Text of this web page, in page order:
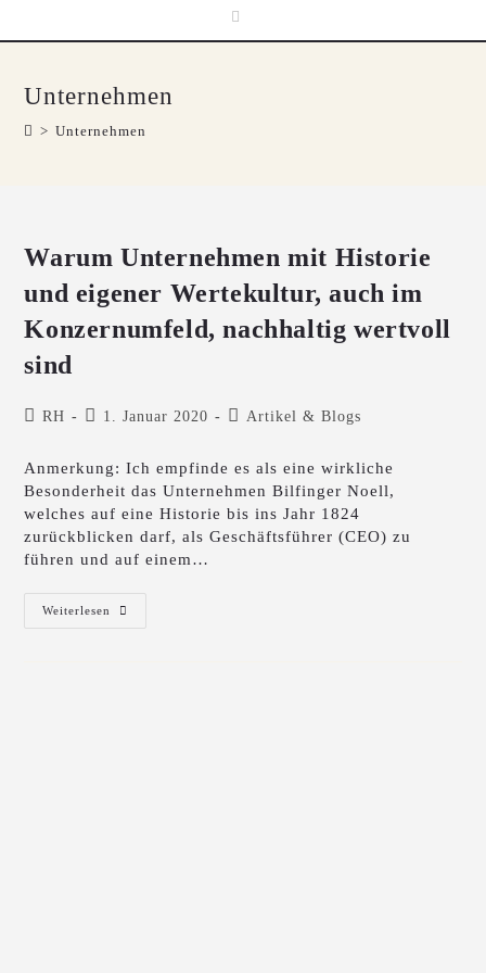
Unternehmen
> Unternehmen
Warum Unternehmen mit Historie
und eigener Wertekultur, auch im
Konzernumfeld, nachhaltig wertvoll
sind
RH 1. Januar 2020 Artikel & Blogs
Anmerkung: Ich empfinde es als eine wirkliche
Besonderheit das Unternehmen Bilfinger Noell,
welches auf eine Historie bis ins Jahr 1824
zurückblicken darf, als Geschäftsführer (CEO) zu
führen und auf einem…
Weiterlesen